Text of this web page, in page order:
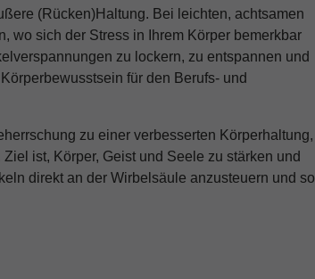
(Rücken)Haltung. Bei leichten, achtsamen
wo sich der Stress in Ihrem Körper bemerkbar
zu lockern, zu entspannen und
für den Berufs- und
zu einer verbesserten Körperhaltung,
ist, Körper, Geist und Seele zu stärken und
direkt an der Wirbelsäule anzusteuern und so